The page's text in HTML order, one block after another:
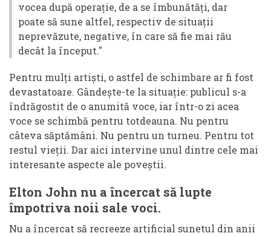
vocea după operație, de a se îmbunătăți, dar
poate să sune altfel, respectiv de situații
neprevăzute, negative, în care să fie mai rău
decât la început."
Pentru mulți artiști, o astfel de schimbare ar fi fost
devastatoare. Gândește-te la situație: publicul s-a
îndrăgostit de o anumită voce, iar într-o zi acea
voce se schimbă pentru totdeauna. Nu pentru
câteva săptămâni. Nu pentru un turneu. Pentru tot
restul vieții. Dar aici intervine unul dintre cele mai
interesante aspecte ale poveștii.
Elton John nu a încercat să lupte
împotriva noii sale voci.
Nu a încercat să recreeze artificial sunetul din anii